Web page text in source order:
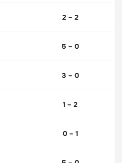
2 – 2
5 – 0
3 – 0
1 – 2
0 – 1